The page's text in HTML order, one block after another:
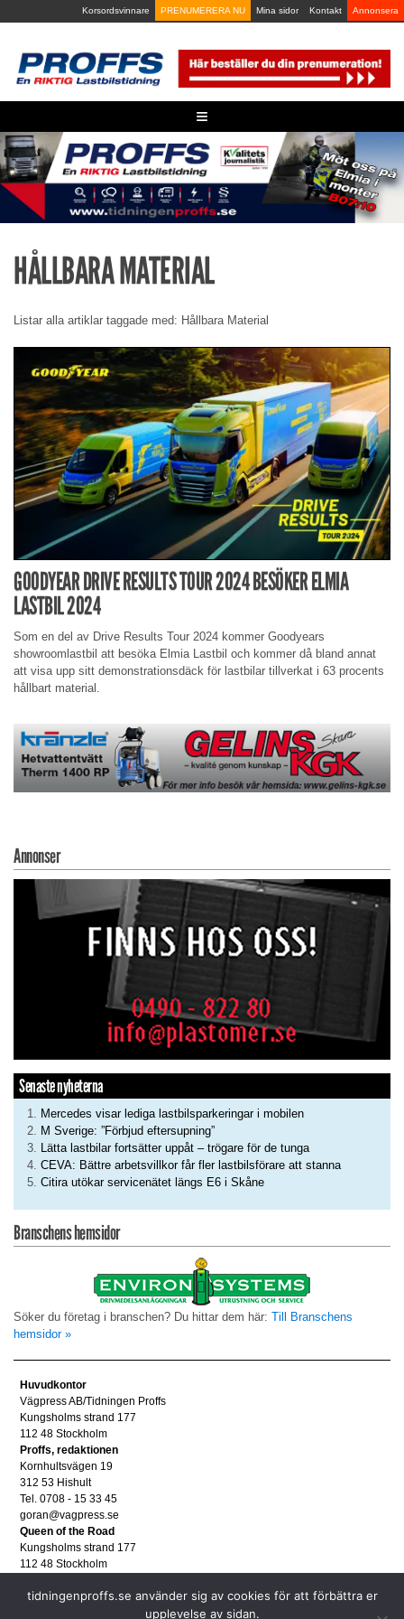
to
Korsordsvinnare PRENUMERERA NU Mina sidor Kontakt Annonsera
≡
HÅLLBARA MATERIAL
Listar alla artiklar taggade med: Hållbara Material
GOODYEAR DRIVE RESULTS TOUR 2024 BESÖKER ELMIA
LASTBIL 2024
Som en del av Drive Results Tour 2024 kommer Goodyears
showroomlastbil att besöka Elmia Lastbil och kommer då bland annat
att visa upp sitt demonstrationsdäck för lastbilar tillverkat i 63 procents
hållbart material.
Annonser
Senaste nyheterna
Mercedes visar lediga lastbilsparkeringar i mobilen
M Sverige: ”Förbjud eftersupning”
Lätta lastbilar fortsätter uppåt – trögare för de tunga
CEVA: Bättre arbetsvillkor får fler lastbilsförare att stanna
Citira utökar servicenätet längs E6 i Skåne
Branschens hemsidor
Söker du företag i branschen? Du hittar dem här: Till Branschens
hemsidor »
Huvudkontor
Vägpress AB/Tidningen Proffs
Kungsholms strand 177
112 48 Stockholm
Proffs, redaktionen
Kornhultsvägen 19
312 53 Hishult
Tel. 0708 - 15 33 45
goran@vagpress.se
Queen of the Road
Kungsholms strand 177
112 48 Stockholm
Tel. 08 - 653 83 80
tidningenproffs.se använder sig av cookies för att förbättra er
upplevelse av sidan.